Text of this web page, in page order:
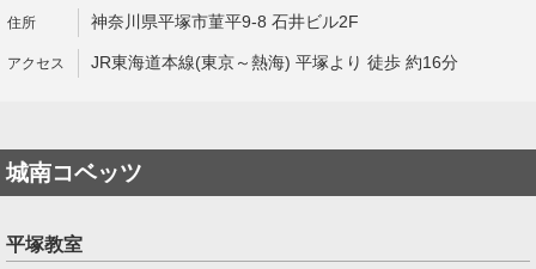
神奈川県平塚市菫平9-8 石井ビル2F
JR東海道本線(東京～熱海) 平塚より 徒歩 約16分
城南コベッツ
平塚教室